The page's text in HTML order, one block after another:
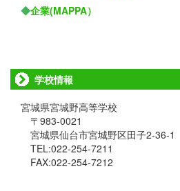
◆企業(MAPPA）
学校情報
宮城県宮城野高等学校
〒983-0021
宮城県仙台市宮城野区田子2-36-1
TEL:022-254-7211
FAX:022-254-7212